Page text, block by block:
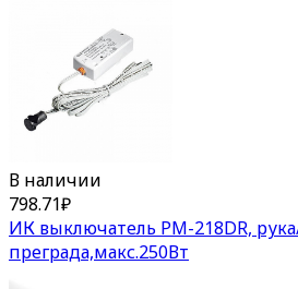
В наличии
798.71₽
ИК выключатель PM-218DR,
преграда,макс.250Вт